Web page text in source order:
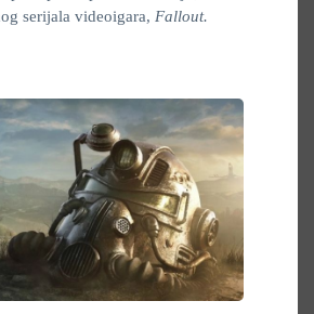
serijala videoigara, Fallout.